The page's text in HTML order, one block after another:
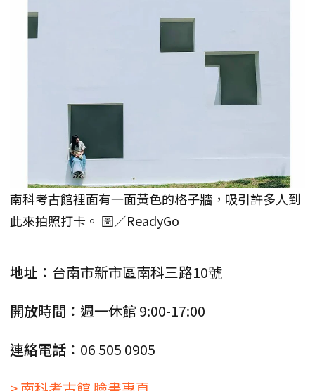
南科考古館裡面有一面黃色的格子牆，吸引許多人到
此來拍照打卡。 圖／ReadyGo
地址： 台南市新市區南科三路10號
開放時間： 週一休館 9:00-17:00
連絡電話： 06 505 0905